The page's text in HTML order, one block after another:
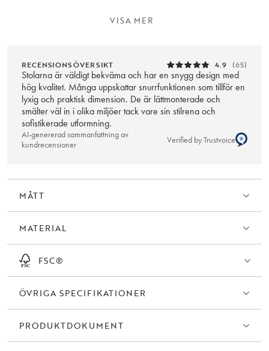
även som udda stol till skrivbordet. Notera att färgen på tyget i vissa
VISA MER
RECENSIONSÖVERSIKT 4.9 (65)
Stolarna är väldigt bekväma och har en snygg design med
hög kvalitet. Många uppskattar snurrfunktionen som tillför en
lyxig och praktisk dimension. De är lättmonterade och
smälter väl in i olika miljöer tack vare sin stilrena och
sofistikerade utformning.
AI-genererad sammanfattning av
kundrecensioner
Verified by Trustvoice
MÅTT
MATERIAL
FSC®
ÖVRIGA SPECIFIKATIONER
PRODUKTDOKUMENT